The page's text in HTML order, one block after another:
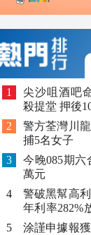
尖沙咀酒吧
殺提堂 押後
警方荃灣川
捕5名女子
今晚085期六
萬元
警破黑幫高
年利率282%
年追數
涂謹申據報